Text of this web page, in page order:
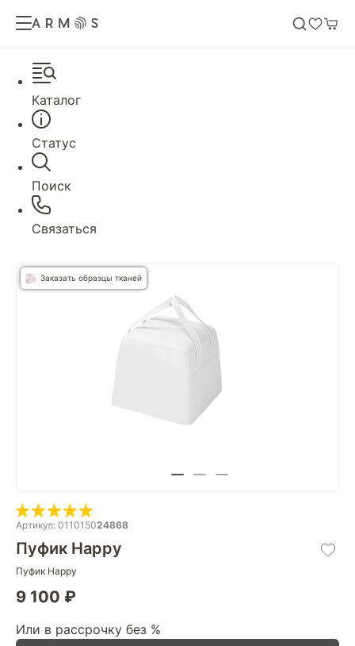
Каталог
Статус
Поиск
Связаться
Заказать образцы тканей
Артикул: 011015024868
Пуфик Happy
Пуфик Happy
9 100 ₽
Или в рассрочку без %